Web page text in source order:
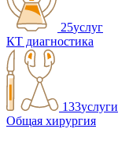
25услуг
КТ диагностика
133услуги
Общая хирургия